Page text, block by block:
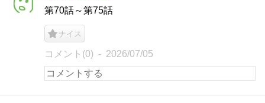
第70話～第75話
ナイス
コメント(0) 2026/07/05